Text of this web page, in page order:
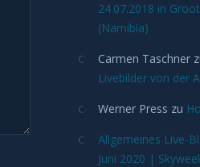
24.07.2018 in
(Namibia)
Carmen Taschner
Livebilder von der
Werner Press zu
Allgemeines Live-
Juni 2020 |